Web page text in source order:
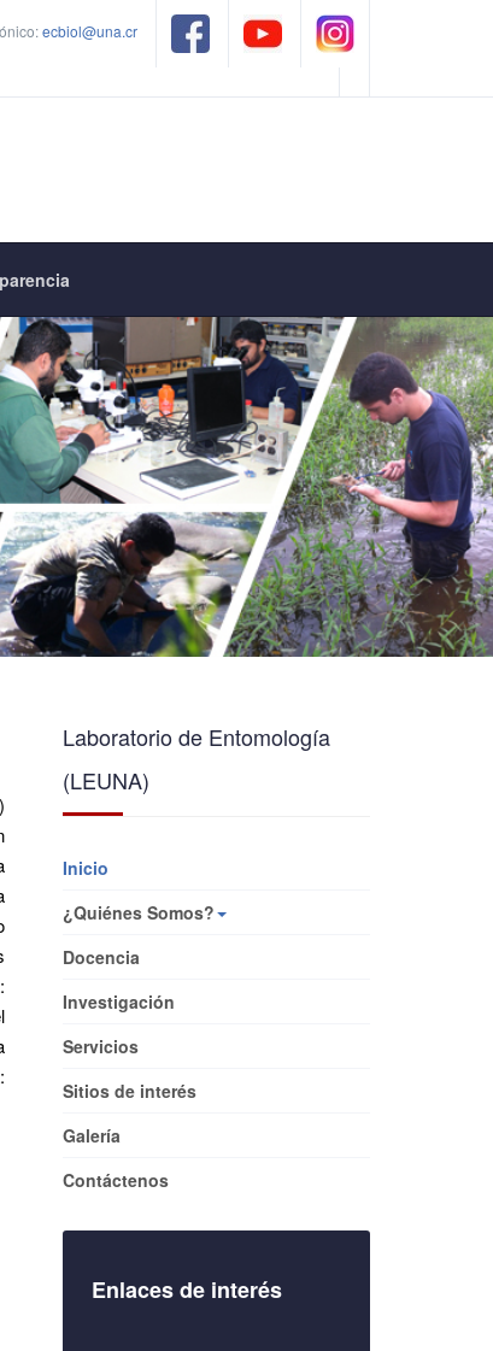
ecbiol@una.cr
Laboratorio de Entomología
(LEUNA)
Inicio
¿Quiénes Somos?
Docencia
Investigación
Servicios
Sitios de interés
Galería
Contáctenos
Enlaces de interés